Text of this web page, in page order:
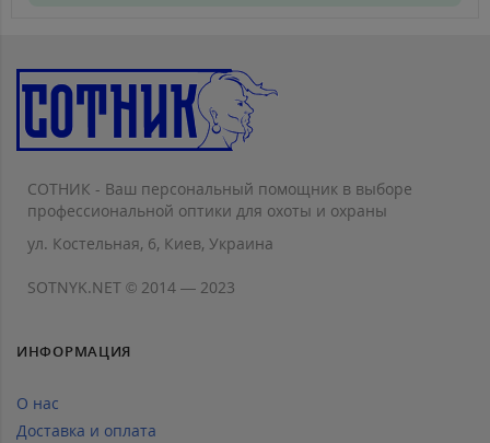
СОТНИК - Ваш персональный помощник в выборе
профессиональной оптики для охоты и охраны
ул. Костельная, 6, Киев, Украина
SOTNYK.NET © 2014 — 2023
ИНФОРМАЦИЯ
О нас
Доставка и оплата